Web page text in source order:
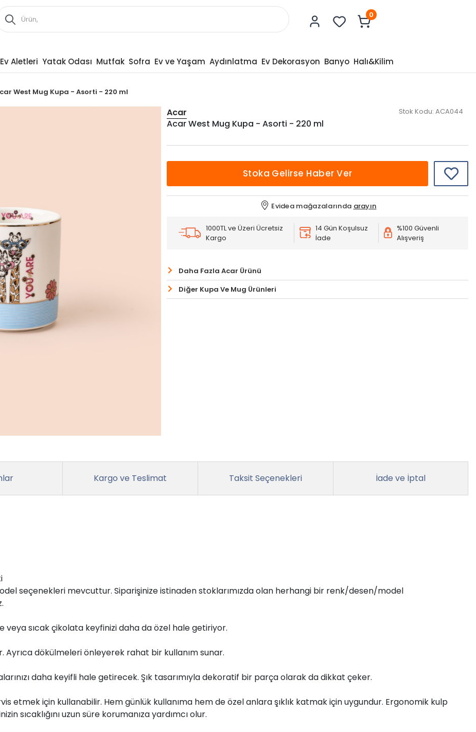
0
Aletleri Yatak Odası Mutfak Sofra Ev ve Yaşam Aydınlatma Ev Dekorasyon Banyo Halı&Kilim
West Mug Kupa - Asorti - 220 ml
Acar Stok Kodu: ACA044
Acar West Mug Kupa - Asorti - 220 ml
Stoka Gelirse Haber Ver
Evidea mağazalarında arayın
1000TL ve Üzeri Ücretsiz
Kargo
14 Gün Koşulsuz
İade
%100 Güvenli
Alışveriş
Daha Fazla Acar Ürünü
Diğer Kupa Ve Mug Ürünleri
Kargo ve Teslimat Taksit Seçenekleri İade ve İptal
seçenekleri mevcuttur. Siparişinize istinaden stoklarımızda olan herhangi bir renk/desen/model
veya sıcak çikolata keyfinizi daha da özel hale getiriyor.
Ayrıca dökülmeleri önleyerek rahat bir kullanım sunar.
daha keyifli hale getirecek. Şık tasarımıyla dekoratif bir parça olarak da dikkat çeker.
etmek için kullanabilir. Hem günlük kullanıma hem de özel anlara şıklık katmak için uygundur. Ergonomik kulp
sıcaklığını uzun süre korumanıza yardımcı olur.